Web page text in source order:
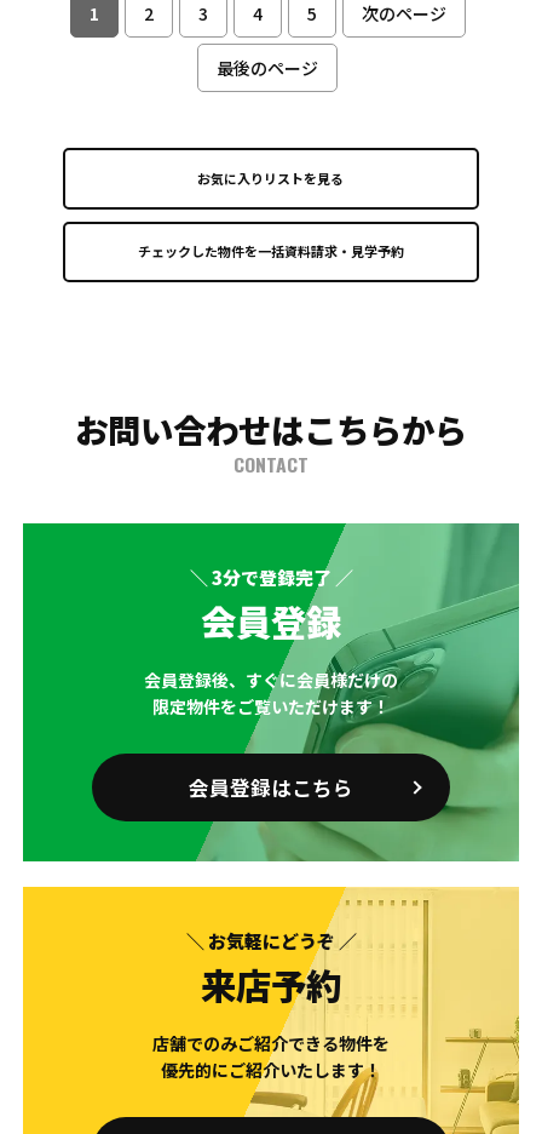
1 2 3 4 5 次のページ
最後のページ
お気に入りリストを見る
お問い合わせはこちらから
CONTACT
＼ 3分で登録完了 ／
会員登録
会員登録後、すぐに会員様だけの
限定物件をご覧いただけます！
会員登録はこちら
＼ お気軽にどうぞ ／
来店予約
店舗でのみご紹介できる物件を
優先的にご紹介いたします！